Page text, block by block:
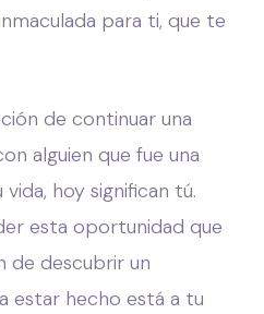
para ti, que te
de continuar una
alguien que fue una
hoy significan tú.
esta oportunidad que
de descubrir un
estar hecho está a tu